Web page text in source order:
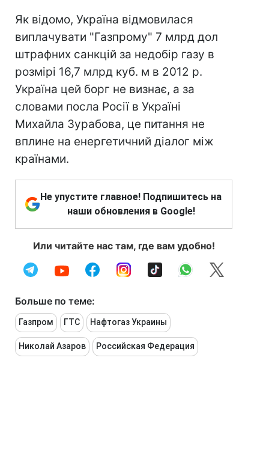
Як відомо, Україна відмовилася
виплачувати "Газпрому" 7 млрд дол
штрафних санкцій за недобір газу в
розмірі 16,7 млрд куб. м в 2012 р.
Україна цей борг не визнає, а за
словами посла Росії в Україні
Михайла Зурабова, це питання не
вплине на енергетичний діалог між
країнами.
Не упустите главное! Подпишитесь на
наши обновления в Google!
Или читайте нас там, где вам удобно!
Больше по теме:
Газпром ГТС Нафтогаз Украины
Николай Азаров Российская Федерация